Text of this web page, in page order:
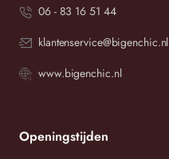
06 - 83 16 51 44
klantenservice@bigenchic.nl
www.bigenchic.nl
Openingstijden